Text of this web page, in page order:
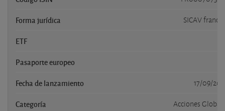
Forma jurídica SICAV
ETF
Pasaporte europeo
Fecha de lanzamiento 17/09/
Categoría Acciones